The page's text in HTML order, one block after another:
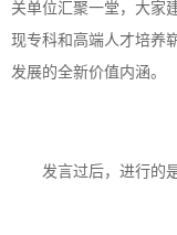
关单位汇聚一堂，大家
现专科和高端人才培养
发展的全新价值内涵。
发言过后，进行的